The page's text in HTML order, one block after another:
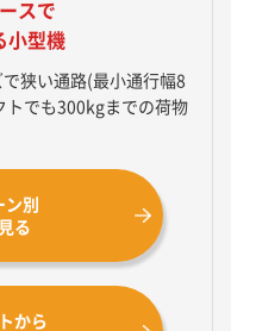
スで
小型機
狭い通路(最小通行幅8
でも300kgまでの荷物
ン別
る
から